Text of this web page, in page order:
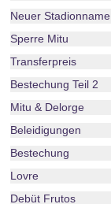
Neuer Stadionname
Sperre Mitu
Transferpreis
Bestechung Teil 2
Mitu & Delorge
Beleidigungen
Bestechung
Lovre
Debüt Frutos